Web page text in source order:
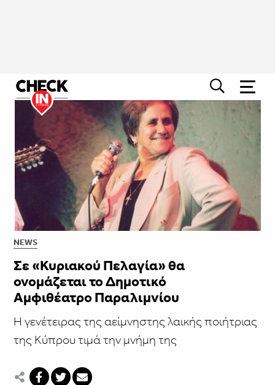
NEWS
Σε «Κυριακού Πελαγία» θα
ονομάζεται το Δημοτικό
Αμφιθέατρο Παραλιμνίου
Η γενέτειρας της αείμνηστης λαικής ποιήτριας
της Κύπρου τιμά την μνήμη της